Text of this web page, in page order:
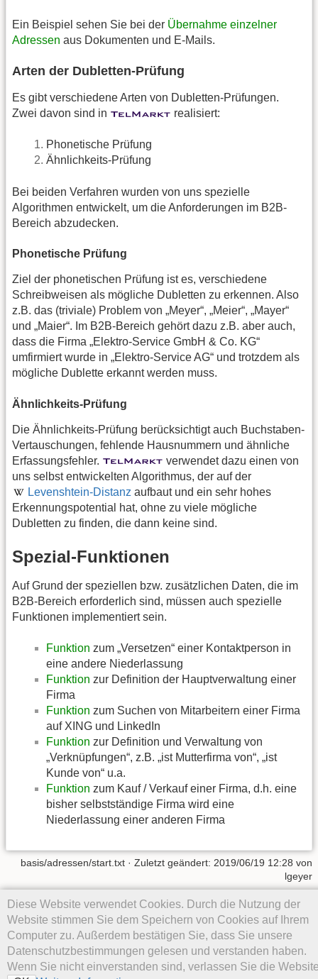
Ein Beispiel sehen Sie bei der Übernahme einzelner
Adressen aus Dokumenten und E-Mails.
Arten der Dubletten-Prüfung
Es gibt verschiedene Arten von Dubletten-Prüfungen.
Zwei davon sind in
realisiert:
Phonetische Prüfung
Ähnlichkeits-Prüfung
Bei beiden Verfahren wurden von uns spezielle
Algorithmen entwickelt, um die Anforderungen im B2B-
Bereich abzudecken.
Phonetische Prüfung
Ziel der phonetischen Prüfung ist es, verschiedene
Schreibweisen als mögliche Dubletten zu erkennen. Also
z.B. das (triviale) Problem von „Meyer“, „Meier“, „Mayer“
und „Maier“. Im B2B-Bereich gehört dazu z.B. aber auch,
dass die Firma „Elektro-Service GmbH & Co. KG“
umfirmiert wurde in „Elektro-Service AG“ und trotzdem als
mögliche Dublette erkannt werden muss.
Ähnlichkeits-Prüfung
Die Ähnlichkeits-Prüfung berücksichtigt auch Buchstaben-
Vertauschungen, fehlende Hausnummern und ähnliche
Erfassungsfehler.
verwendet dazu einen von
uns selbst entwickelten Algorithmus, der auf der
Levenshtein-Distanz aufbaut und ein sehr hohes
Erkennungspotential hat, ohne zu viele mögliche
Dubletten zu finden, die dann keine sind.
Spezial-Funktionen
Auf Grund der speziellen bzw. zusätzlichen Daten, die im
B2B-Bereich erforderlich sind, müssen auch spezielle
Funktionen implementiert sein.
Funktion zum „Versetzen“ einer Kontaktperson in
eine andere Niederlassung
Funktion zur Definition der Hauptverwaltung einer
Firma
Funktion zum Suchen von Mitarbeitern einer Firma
auf XING und LinkedIn
Funktion zur Definition und Verwaltung von
„Verknüpfungen“, z.B. „ist Mutterfirma von“, „ist
Kunde von“ u.a.
Funktion zum Kauf / Verkauf einer Firma, d.h. eine
bisher selbstständige Firma wird eine
Niederlassung einer anderen Firma
Diese Website verwendet Cookies. Durch die Nutzung der
Website stimmen Sie dem Speichern von Cookies auf Ihrem
Computer zu. Außerdem bestätigen Sie, dass Sie unsere
Datenschutzbestimmungen gelesen und verstanden haben.
Wenn Sie nicht einverstanden sind, verlassen Sie die
basis/adressen/start.txt · Zuletzt geändert: 2019/06/19 12:28 von
lgeyer
Falls nicht anders bezeichnet, ist der Inhalt dieses Wikis unter der
folgenden Lizenz veröffentlicht:
CC Attribution-Share Alike 4.0
International